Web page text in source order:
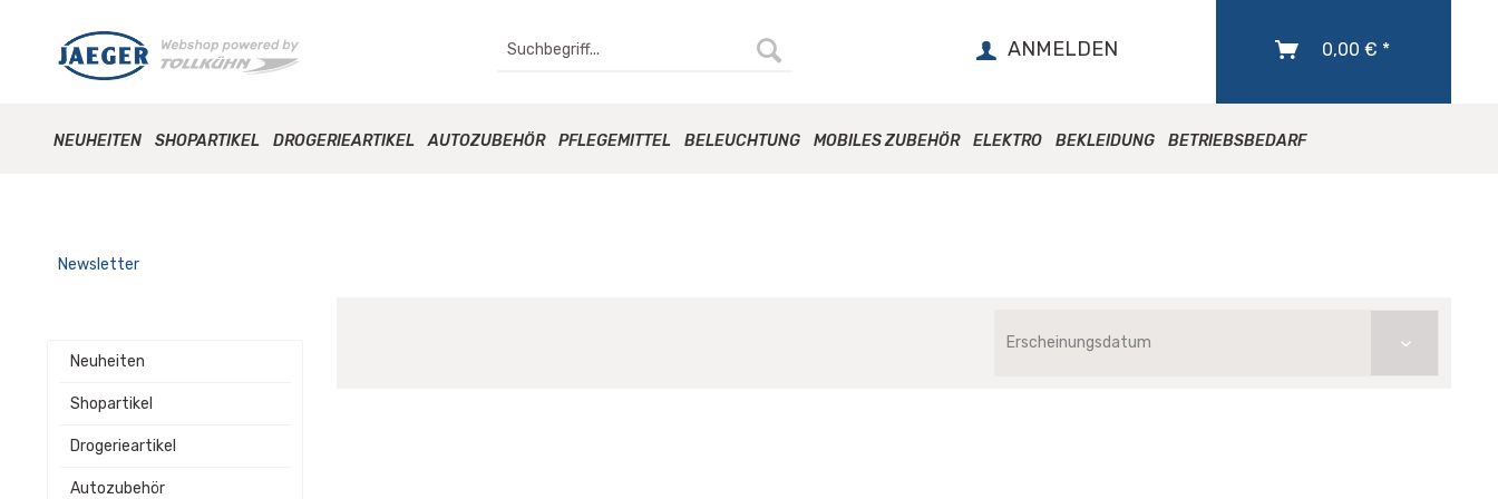
ANMELDEN 0,00 € *
NEUHEITEN SHOPARTIKEL DROGERIEARTIKEL AUTOZUBEHÖR PFLEGEMITTEL BELEUCHTUNG MOBILES ZUBEHÖR ELEKTRO BEKLEIDUNG BETRIEBSBEDARF
Newsletter
Neuheiten
Shopartikel
Drogerieartikel
Autozubehör